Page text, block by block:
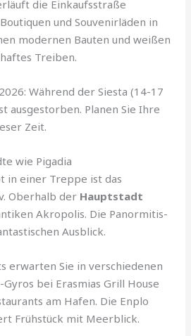
die Einkaufsstraße
und Souvenirläden in
modernen Bauten und weißen
Treiben.
Während der Siesta (14-17
ausgestorben. Planen Sie Ihre
Zeit.
wie Pigadia
in einer Treppe ist das
Oberhalb der Hauptstadt
Akropolis. Die Panormitis-
Ausblick.
erwarten Sie in verschiedenen
Gyros bei Erasmias Grill House
am Hafen. Die Enplo
Frühstück mit Meerblick.